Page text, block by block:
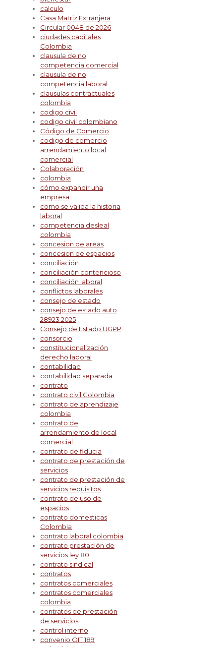
calculo
Casa Matriz Extranjera
Circular 0048 de 2026
ciudades capitales
Colombia
clausula de no
competencia comercial
clausula de no
competencia laboral
clausulas contractuales
colombia
codigo civil
codigo civil colombiano
Código de Comercio
codigo de comercio
arrendamiento local
comercial
Colaboración
colombia
cómo expandir una
empresa
como se valida la historia
laboral
competencia desleal
colombia
concesion de areas
concesion de espacios
conciliación
conciliación contencioso
conciliación laboral
conflictos laborales
consejo de estado
consejo de estado auto
28923 2025
Consejo de Estado UGPP
consorcio
constitucionalización
derecho laboral
contabilidad
contabilidad separada
contrato
contrato civil Colombia
contrato de aprendizaje
colombia
contrato de
arrendamiento de local
comercial
contrato de fiducia
contrato de prestación de
servicios
contrato de prestación de
servicios requisitos
contrato de uso de
espacios
contrato domesticas
Colombia
contrato laboral colombia
contrato prestación de
servicios ley 80
contrato sindical
contratos
contratos comerciales
contratos comerciales
colombia
contratos de prestación
de servicios
control interno
convenio OIT 189